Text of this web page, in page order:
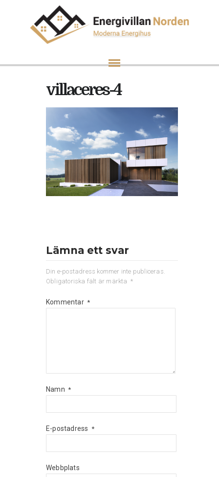
villaceres-4
Lämna ett svar
Din e-postadress kommer inte publiceras.
Obligatoriska fält är märkta *
Kommentar *
Namn *
E-postadress *
Webbplats